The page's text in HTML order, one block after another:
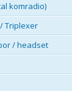
komradio)
Triplexer
/ headset